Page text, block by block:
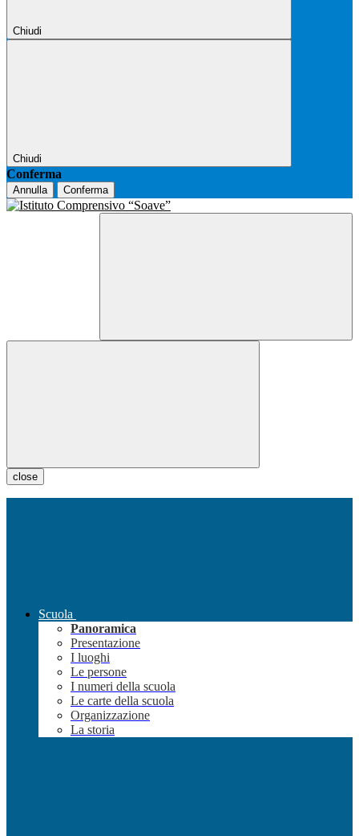
Chiudi
Chiudi
Conferma
Annulla Conferma
close
Scuola
Panoramica
Presentazione
I luoghi
Le persone
I numeri della scuola
Le carte della scuola
Organizzazione
La storia